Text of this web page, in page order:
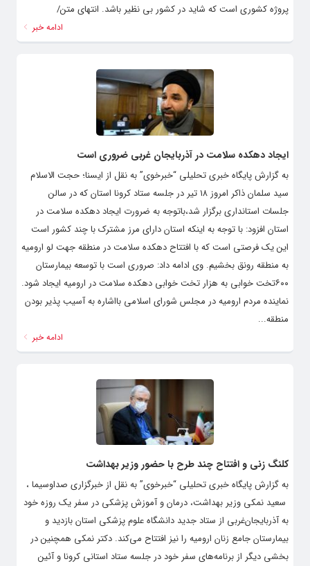
پروژه کشوری است که شاید در کشور بی نظیر باشد. انتهای متن/
ادامه خبر
ایجاد دهکده سلامت در آذربایجان غربی ضروری است
به گزارش پایگاه خبری تحلیلی “خبرخوی” به نقل از ایسنا؛ حجت الاسلام
سید سلمان ذاکر امروز ۱۸ تیر در جلسه ستاد کرونا استان که در سالن
جلسات استانداری برگزار شد،باتوجه به ضرورت ایجاد دهکده سلامت در
استان افزود: با توجه به اینکه استان دارای مرز مشترک با چند کشور است
این یک فرصتی است که با افتتاح دهکده سلامت در منطقه جهت لو ارومیه
به منطقه رونق بخشیم. وی ادامه داد: صروری است با توسعه بیمارستان
۶۰۰تخت خوابی به هزار تخت خوابی دهکده سلامت در ارومیه ایجاد شود.
نماینده مردم ارومیه در مجلس شورای اسلامی بااشاره به آسیب پذیر بودن
منطقه...
ادامه خبر
کلنگ زنی و افتتاح چند طرح با حضور وزیر بهداشت
به گزارش پایگاه خبری تحلیلی “خبرخوی” به نقل از خبرگزاری صداوسیما ،
سعید نمکی وزیر بهداشت، درمان و آموزش پزشکی در سفر یک روزه خود
به آذربایجان‌غربی از ستاد جدید دانشگاه علوم پزشکی استان بازدید و
بیمارستان جامع زنان ارومیه را نیز افتتاح می‌کند. دکتر نمکی همچنین در
بخشی دیگر از برنامه‌های سفر خود در جلسه ستاد استانی کرونا و آئین